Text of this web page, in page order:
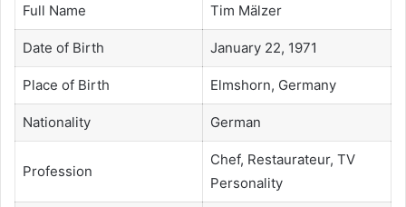
Full Name Tim Mälzer
Date of Birth January 22, 1971
Place of Birth Elmshorn, Germany
Nationality German
Profession
Chef, Restaurateur, TV
Personality